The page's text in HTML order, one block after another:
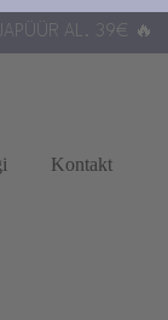
AL. 39€ 🔥
Kontakt